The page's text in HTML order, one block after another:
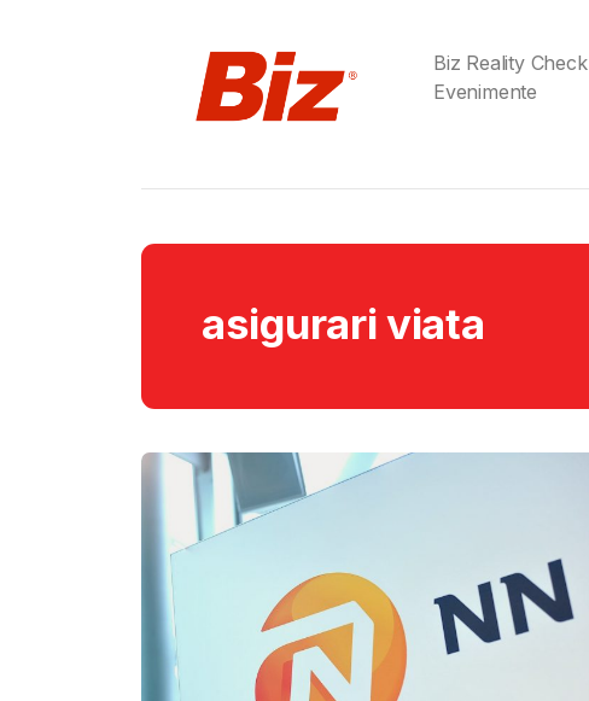
Biz Reality Check
Evenimente
asigurari viata